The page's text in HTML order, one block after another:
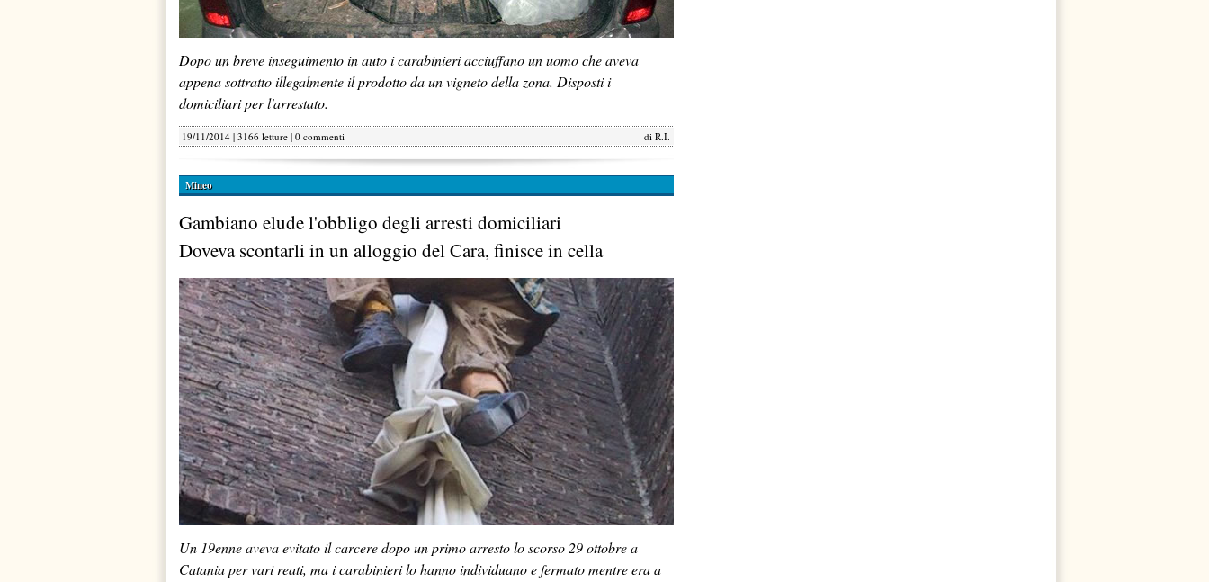
Dopo un breve inseguimento in auto i carabinieri acciuffano un uomo che aveva
appena sottratto illegalmente il prodotto da un vigneto della zona. Disposti i
domiciliari per l'arrestato.
19/11/2014 | 3166 letture | 0 commenti di R.I.
Mineo
Gambiano elude l'obbligo degli arresti domiciliari
Doveva scontarli in un alloggio del Cara, finisce in cella
Un 19enne aveva evitato il carcere dopo un primo arresto lo scorso 29 ottobre a
Catania per vari reati, ma i carabinieri lo hanno individuano e fermato mentre era a